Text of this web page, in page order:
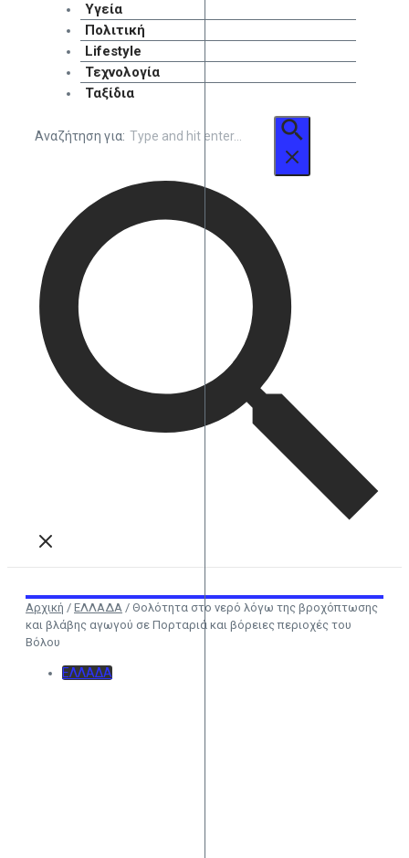
Υγεία
Πολιτική
Lifestyle
Τεχνολογία
Ταξίδια
Αναζήτηση για:
Αρχική / ΕΛΛΑΔΑ / Θολότητα στο νερό λόγω της βροχόπτωσης
και βλάβης αγωγού σε Πορταριά και βόρειες περιοχές του
Βόλου
ΕΛΛΑΔΑ